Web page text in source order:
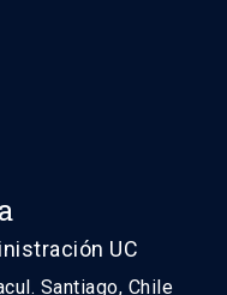
UC
Santiago, Chile